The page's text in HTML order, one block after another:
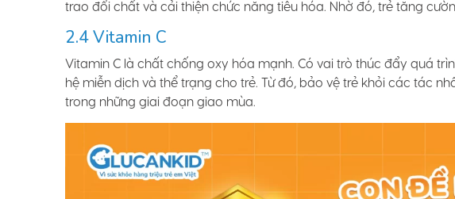
trao đổi chất và cải thiện chức năng tiêu hóa. Nhờ đó, trẻ tăng
2.4 Vitamin C
Vitamin C là chất chống oxy hóa mạnh. Có vai trò thúc đẩy quá
hệ miễn dịch và thể trạng cho trẻ. Từ đó, bảo vệ trẻ khỏi các tác
trong những giai đoạn giao mùa.